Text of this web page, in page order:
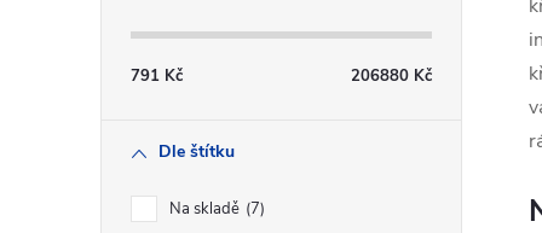
791 Kč 206880 Kč
Dle štítku
Na skladě 7